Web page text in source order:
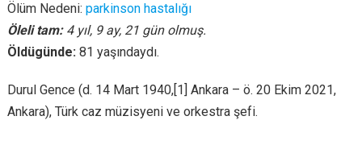
Ölüm Nedeni: parkinson hastalığı
Öleli tam: 4 yıl, 9 ay, 21 gün olmuş.
Öldügünde: 81 yaşındaydı.
Durul Gence (d. 14 Mart 1940,[1] Ankara – ö. 20 Ekim 2021,
Ankara), Türk caz müzisyeni ve orkestra şefi.